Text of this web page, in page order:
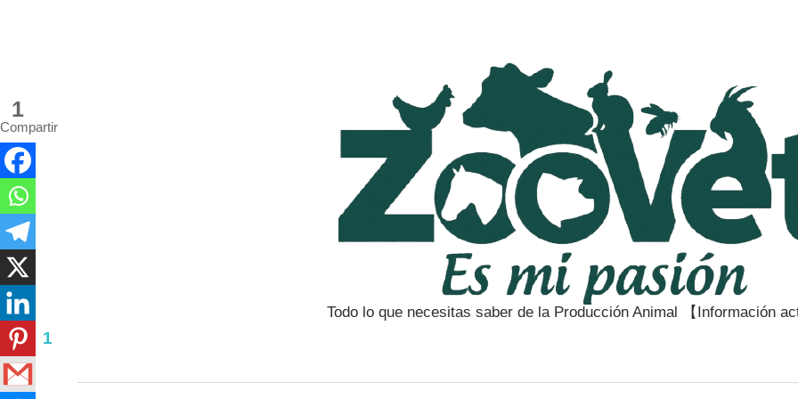
Todo lo que necesitas saber de la Producción Animal 【Información
1
Compartir
1